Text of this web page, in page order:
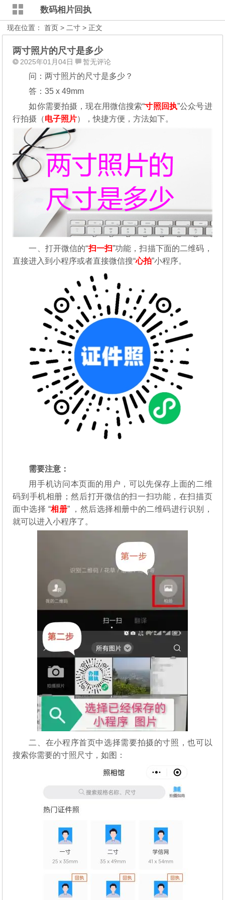
数码相片回执
现在位置：首页 > 二寸 > 正文
两寸照片的尺寸是多少
2025年01月04日 暂无评论
问：两寸照片的尺寸是多少？
答：35 x 49mm
如你需要拍摄，现在用微信搜索“寸照回执”公众号进
行拍摄（电子照片），快捷方便，方法如下。
一、打开微信的“扫一扫”功能，扫描下面的二维码，
直接进入到小程序或者直接微信搜“心拍”小程序。
需要注意：
用手机访问本页面的用户，可以先保存上面的二维
码到手机相册；然后打开微信的扫一扫功能，在扫描页
面中选择 “相册” ，然后选择相册中的二维码进行识别，
就可以进入小程序了。
二、在小程序首页中选择需要拍摄的寸照，也可以
搜索你需要的寸照尺寸，如图：